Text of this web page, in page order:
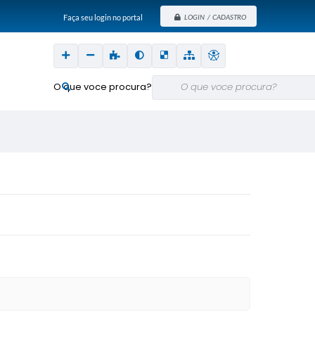
Faça seu login no portal LOGIN / CADASTRO
O que voce procura?